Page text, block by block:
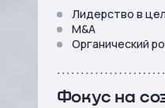
Лидерство в
M&A
Органический
Фокус на